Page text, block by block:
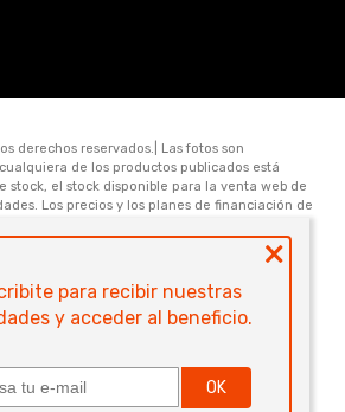
×
para recibir nuestras
y acceder al beneficio.
OK
derechos reservados.| Las fotos son
de los productos publicados está
stock, el stock disponible para la venta web de
Los precios y los planes de financiación de
en www.electronicamegatonesrl.com
) son válidos únicamente para
técnicas y descripciones están
aviso. Electrónica Megatone S.R.L. Ruta
(3000) Santa Fe. Provincia de Santa Fe